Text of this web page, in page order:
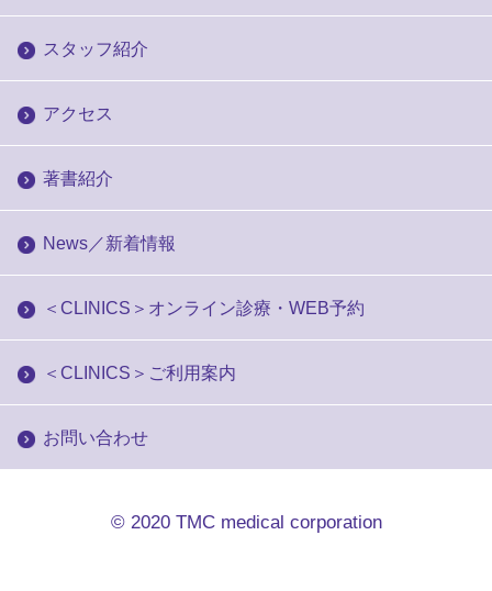
スタッフ紹介
アクセス
著書紹介
News／新着情報
＜CLINICS＞オンライン診療・WEB予約
＜CLINICS＞ご利用案内
お問い合わせ
© 2020 TMC medical corporation